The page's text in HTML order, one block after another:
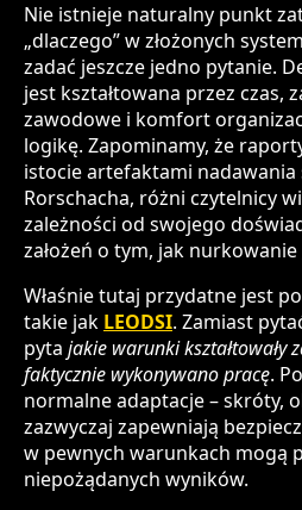
Nie istnieje naturalny punkt
„dlaczego” w złożonych
zadać jeszcze jedno pytanie.
jest kształtowana przez czas,
zawodowe i komfort
logikę. Zapominamy, że
istocie artefaktami nadawania
Rorschacha, różni czytelnicy
zależności od swojego
założeń o tym, jak nurkowanie
Właśnie tutaj przydatne jest
takie jak LEODSI. Zamiast
pyta jakie warunki kształtowały
faktycznie wykonywano pracę.
normalne adaptacje – skróty,
zazwyczaj zapewniają
w pewnych warunkach mogą
niepożądanych wyników.